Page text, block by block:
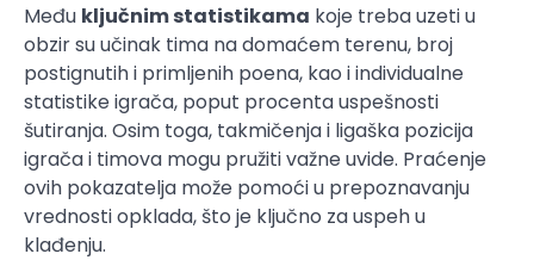
Među ključnim statistikama koje treba uzeti u
obzir su učinak tima na domaćem terenu, broj
postignutih i primljenih poena, kao i individualne
statistike igrača, poput procenta uspešnosti
šutiranja. Osim toga, takmičenja i ligaška pozicija
igrača i timova mogu pružiti važne uvide. Praćenje
ovih pokazatelja može pomoći u prepoznavanju
vrednosti opklada, što je ključno za uspeh u
klađenju.